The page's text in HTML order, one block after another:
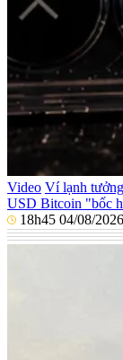
Video Ví lạnh
USD Bitcoin "bốc
18h45 04/08/2026